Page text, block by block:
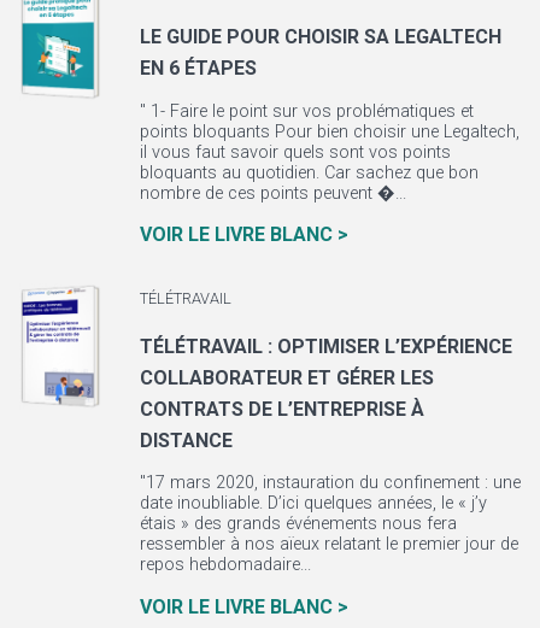
LE GUIDE POUR CHOISIR SA LEGALTECH
EN 6 ÉTAPES
" 1- Faire le point sur vos problématiques et
points bloquants Pour bien choisir une Legaltech,
il vous faut savoir quels sont vos points
bloquants au quotidien. Car sachez que bon
nombre de ces points peuvent �...
VOIR LE LIVRE BLANC >
TÉLÉTRAVAIL
TÉLÉTRAVAIL : OPTIMISER L’EXPÉRIENCE
COLLABORATEUR ET GÉRER LES
CONTRATS DE L’ENTREPRISE À
DISTANCE
"17 mars 2020, instauration du confinement : une
date inoubliable. D’ici quelques années, le « j’y
étais » des grands événements nous fera
ressembler à nos aïeux relatant le premier jour de
repos hebdomadaire...
VOIR LE LIVRE BLANC >